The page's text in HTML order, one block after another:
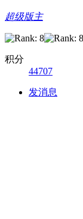
超级版主
积分
44707
发消息